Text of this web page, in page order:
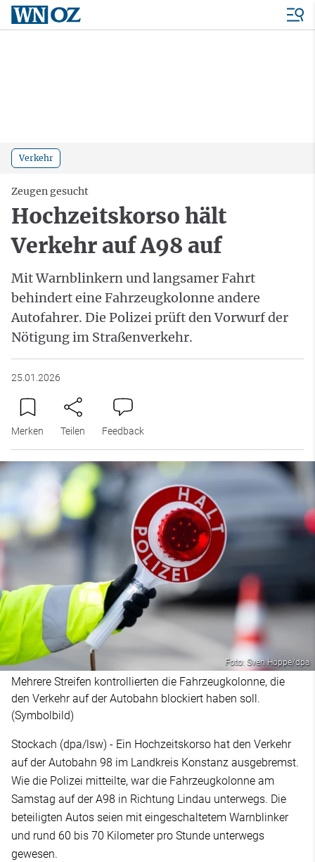
Verkehr
Zeugen gesucht
Hochzeitskorso hält
Verkehr auf A98 auf
Mit Warnblinkern und langsamer Fahrt
behindert eine Fahrzeugkolonne andere
Autofahrer. Die Polizei prüft den Vorwurf der
Nötigung im Straßenverkehr.
25.01.2026
Merken Teilen Feedback
Foto: Sven Hoppe/dpa
Mehrere Streifen kontrollierten die Fahrzeugkolonne, die
den Verkehr auf der Autobahn blockiert haben soll.
(Symbolbild)
Stockach (dpa/lsw) - Ein Hochzeitskorso hat den Verkehr
auf der Autobahn 98 im Landkreis Konstanz ausgebremst.
Wie die Polizei mitteilte, war die Fahrzeugkolonne am
Samstag auf der A98 in Richtung Lindau unterwegs. Die
beteiligten Autos seien mit eingeschaltetem Warnblinker
und rund 60 bis 70 Kilometer pro Stunde unterwegs
gewesen.